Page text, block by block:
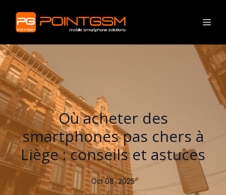
Où acheter des
smartphones pas chers à
Liège : conseils et astuces
Oct 08, 2025